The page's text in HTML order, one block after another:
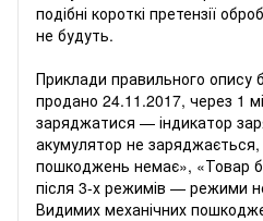
подібні короткі претензії
не будуть.
Приклади правильного опису
продано 24.11.2017, через 1
заряджатися — індикатор
акумулятор не заряджається,
пошкоджень немає», «Товар
після 3-х режимів — режими
Видимих ​​механічних